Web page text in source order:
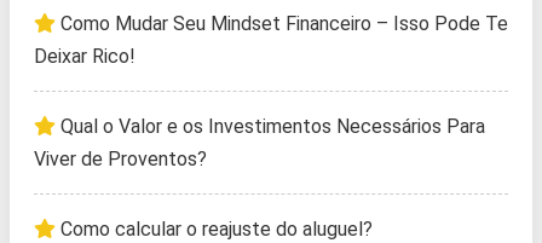
Como Mudar Seu Mindset Financeiro – Isso Pode Te
Deixar Rico!
Qual o Valor e os Investimentos Necessários Para
Viver de Proventos?
Como calcular o reajuste do aluguel?